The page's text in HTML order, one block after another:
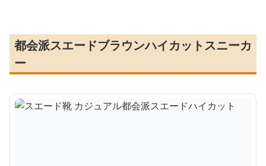
都会派スエードブラウンハイカットスニーカ
ー